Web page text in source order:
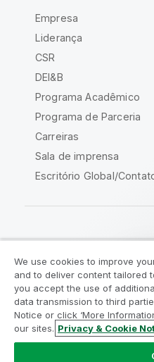
Empresa
Liderança
CSR
DEI&B
Programa Acadêmico
Programa de Parceria
Carreiras
Sala de imprensa
Escritório Global/
Acordos legais
Legal Policies
Termos de uso
Do Not Share My Info
We use cookies to improve
and to deliver content tailored
you accept the use of
data transmission to third
Notice or click ‘More
our sites. Privacy & Cookie